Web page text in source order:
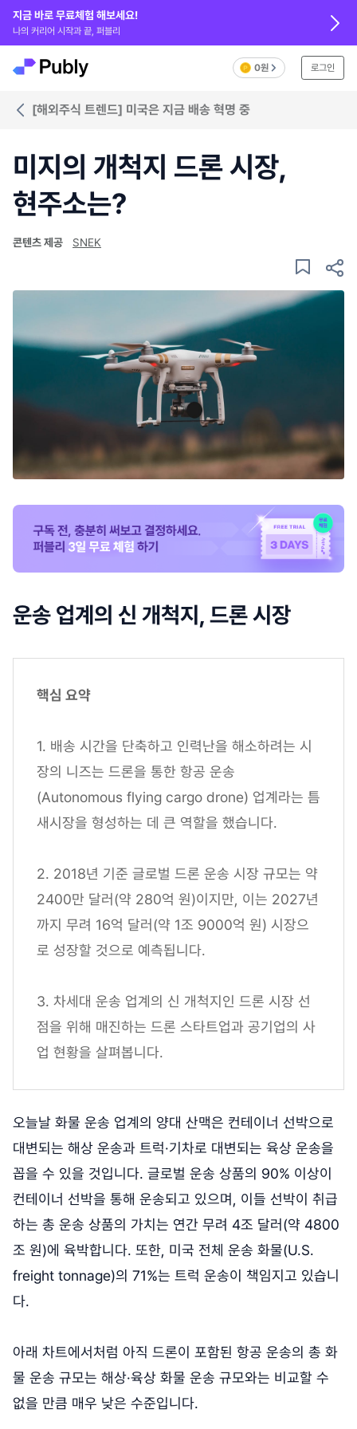
지금 바로 무료체험 해보세요!
나의 커리어 시작과 끝, 퍼블리
0원 로그인
[해외주식 트렌드] 미국은 지금 배송 혁명 중
미지의 개척지 드론 시장,
현주소는?
콘텐츠 제공 SNEK
운송 업계의 신 개척지, 드론 시장
핵심 요약
1. 배송 시간을 단축하고 인력난을 해소하려는 시
장의 니즈는 드론을 통한 항공 운송
(Autonomous flying cargo drone) 업계라는 틈
새시장을 형성하는 데 큰 역할을 했습니다.
2. 2018년 기준 글로벌 드론 운송 시장 규모는 약
2400만 달러(약 280억 원)이지만, 이는 2027년
까지 무려 16억 달러(약 1조 9000억 원) 시장으
로 성장할 것으로 예측됩니다.
3. 차세대 운송 업계의 신 개척지인 드론 시장 선
점을 위해 매진하는 드론 스타트업과 공기업의 사
업 현황을 살펴봅니다.
오늘날 화물 운송 업계의 양대 산맥은 컨테이너 선박으로
대변되는 해상 운송과 트럭·기차로 대변되는 육상 운송을
꼽을 수 있을 것입니다. 글로벌 운송 상품의 90% 이상이
컨테이너 선박을 통해 운송되고 있으며, 이들 선박이 취급
하는 총 운송 상품의 가치는 연간 무려 4조 달러(약 4800
조 원)에 육박합니다. 또한, 미국 전체 운송 화물(U.S.
freight tonnage)의 71%는 트럭 운송이 책임지고 있습니
다.
아래 차트에서처럼 아직 드론이 포함된 항공 운송의 총 화
물 운송 규모는 해상·육상 화물 운송 규모와는 비교할 수
없을 만큼 매우 낮은 수준입니다.